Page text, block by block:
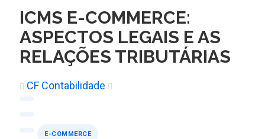
ICMS E-COMMERCE:
ASPECTOS LEGAIS E AS
RELAÇÕES TRIBUTÁRIAS
CF Contabilidade
E-COMMERCE